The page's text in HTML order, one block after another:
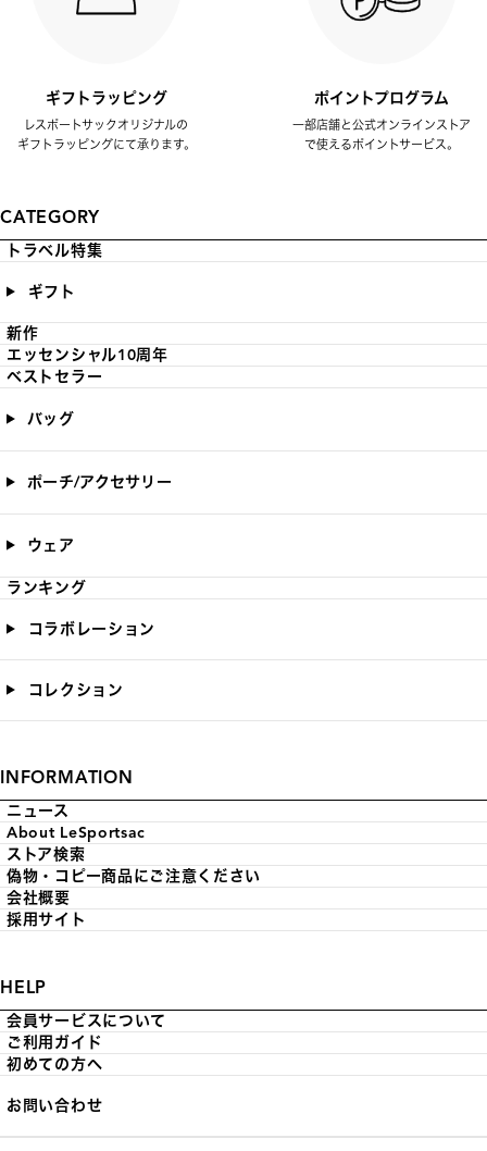
ギフトラッピング
レスポートサックオリジナルの
ギフトラッピングにて承ります。
ポイントプログラム
一部店舗と公式オンラインストア
で使えるポイントサービス。
CATEGORY
トラベル特集
ギフト
新作
エッセンシャル10周年
ベストセラー
バッグ
ポーチ/アクセサリー
ウェア
ランキング
コラボレーション
コレクション
INFORMATION
ニュース
About LeSportsac
ストア検索
偽物・コピー商品にご注意ください
会社概要
採用サイト
HELP
会員サービスについて
ご利用ガイド
初めての方へ
お問い合わせ